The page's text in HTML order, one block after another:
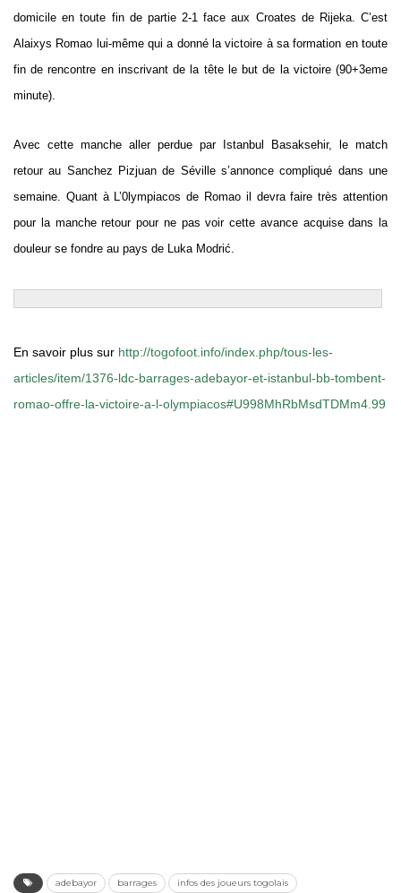
domicile en toute fin de partie 2-1 face aux Croates de Rijeka. C’est
Alaixys Romao lui-même qui a donné la victoire à sa formation en toute
fin de rencontre en inscrivant de la tête le but de la victoire (90+3eme
minute).
Avec cette manche aller perdue par Istanbul Basaksehir, le match
retour au Sanchez Pizjuan de Séville s’annonce compliqué dans une
semaine. Quant à L’0lympiacos de Romao il devra faire très attention
pour la manche retour pour ne pas voir cette avance acquise dans la
douleur se fondre au pays de Luka Modrić.
En savoir plus sur http://togofoot.info/index.php/tous-les-
articles/item/1376-ldc-barrages-adebayor-et-istanbul-bb-tombent-
romao-offre-la-victoire-a-l-olympiacos#U998MhRbMsdTDMm4.99
adebayor barrages
infos des joueurs togolais